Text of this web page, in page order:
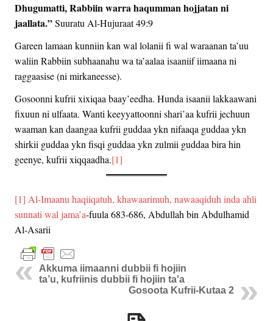
Dhugumatti, Rabbiin warra haqumman hojjatan ni
jaallata.”Suuratu Al-Hujuraat 49:9
Gareen lamaan kunniin kan wal lolanii fi wal waraanan ta’uu
waliin Rabbiin subhaanahu wa ta’aalaa isaaniif iimaana ni
raggaasise (ni mirkaneesse).
Gosoonni kufrii xixiqaa baay’eedha. Hunda isaanii lakkaawani
fixuun ni ulfaata. Wanti keeyyattoonni shari’aa kufrii jechuun
waaman kan daangaa kufrii guddaa ykn nifaaqa guddaa ykn
shirkii guddaa ykn fisqi guddaa ykn zulmii guddaa bira hin
geenye, kufrii xiqqaadha.[1]
[1] Al-Imaanu haqiiqatuh, khawaarimuh, nawaaqiduh inda ahli
sunnati wal jama’a-fuula 683-686, Abdullah bin Abdulhamid
Al-Asarii
Akkuma iimaanni dubbii fi hojiin
ta’u, kufriinis dubbii fi hojiin ta'a
Gosoota Kufrii-Kutaa 2